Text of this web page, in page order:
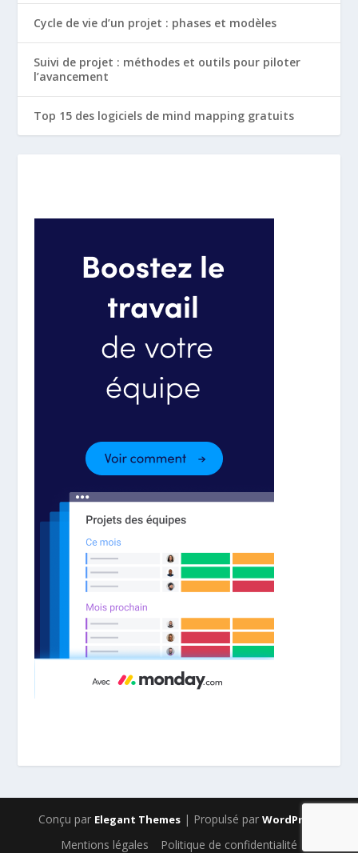
Cycle de vie d’un projet : phases et modèles
Suivi de projet : méthodes et outils pour piloter
l’avancement
Top 15 des logiciels de mind mapping gratuits
Conçu par Elegant Themes| Propulsé par WordPress
Mentions légales Politique de confidentialité